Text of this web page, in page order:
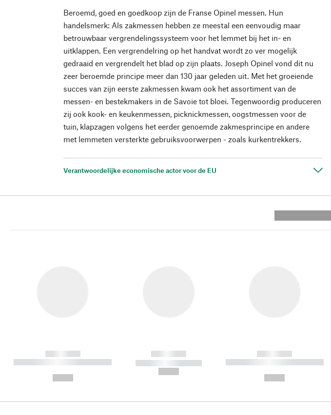
Beroemd, goed en goedkoop zijn de Franse Opinel messen. Hun
handelsmerk: Als zakmessen hebben ze meestal een eenvoudig maar
betrouwbaar vergrendelingssysteem voor het lemmet bij het in- en
uitklappen. Een vergrendelring op het handvat wordt zo ver mogelijk
gedraaid en vergrendelt het blad op zijn plaats. Joseph Opinel vond dit nu
zeer beroemde principe meer dan 130 jaar geleden uit. Met het groeiende
succes van zijn eerste zakmessen kwam ook het assortiment van de
messen- en bestekmakers in de Savoie tot bloei. Tegenwoordig produceren
zij ook kook- en keukenmessen, picknickmessen, oogstmessen voor de
tuin, klapzagen volgens het eerder genoemde zakmesprincipe en andere
met lemmeten versterkte gebruiksvoorwerpen - zoals kurkentrekkers.
Verantwoordelijke economische actor voor de EU
------------
----------- ----------- ----------
------------
----------- -----------
------------
----------- ----------- ----------